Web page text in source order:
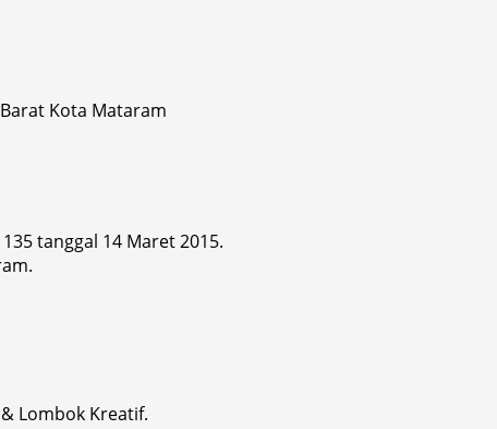
Kota Mataram
tanggal 14 Maret 2015.
Lombok Kreatif.